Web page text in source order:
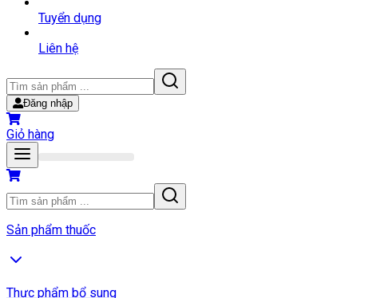
Tuyển dụng
Liên hệ
Đăng nhập
Giỏ hàng
Sản phẩm thuốc
Thực phẩm bổ sung